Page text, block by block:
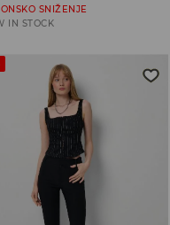
SNIŽENJE
IN STOCK